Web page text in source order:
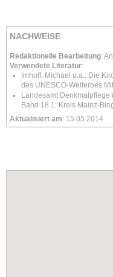
NACHWEISE
Redaktionelle Bearbeitung:
Verwendete Literatur:
Imhoff, Michael u.a.: Die
des UNESCO-Welterbes
Landesamt
Band 18.1: Kreis Mainz-
Aktualisiert am: 15.05.2014